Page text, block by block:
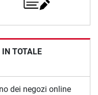
TOTALE
dei negozi online